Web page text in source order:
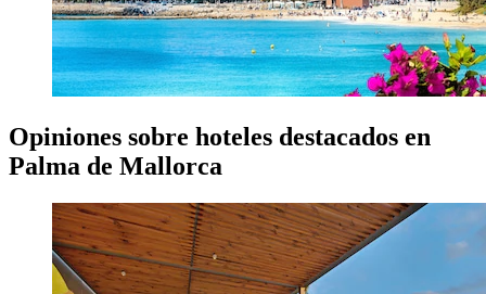
Opiniones sobre hoteles destacados en
Palma de Mallorca